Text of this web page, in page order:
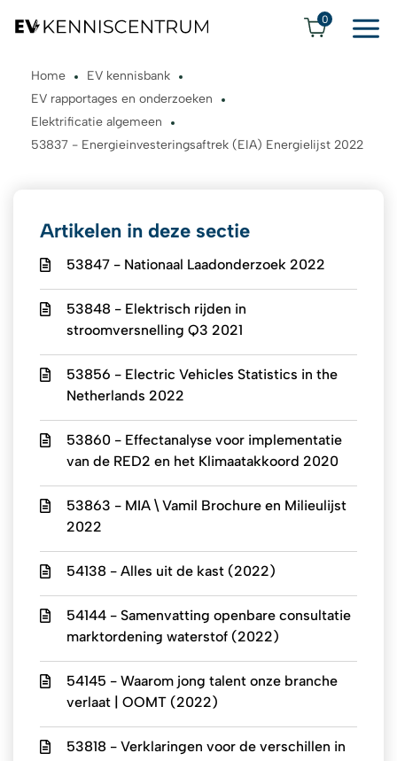
0
Home
EV kennisbank
EV rapportages en onderzoeken
Elektrificatie algemeen
53837 - Energieinvesteringsaftrek (EIA) Energielijst 2022
Artikelen in deze sectie
53847 - Nationaal Laadonderzoek 2022
53848 - Elektrisch rijden in
stroomversnelling Q3 2021
53856 - Electric Vehicles Statistics in the
Netherlands 2022
53860 - Effectanalyse voor implementatie
van de RED2 en het Klimaatakkoord 2020
53863 - MIA \ Vamil Brochure en Milieulijst
2022
54138 - Alles uit de kast (2022)
54144 - Samenvatting openbare consultatie
marktordening waterstof (2022)
54145 - Waarom jong talent onze branche
verlaat | OOMT (2022)
53818 - Verklaringen voor de verschillen in